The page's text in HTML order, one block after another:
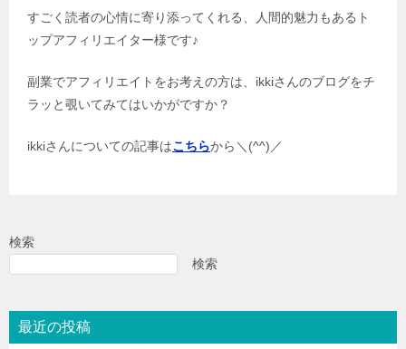
すごく読者の心情に寄り添ってくれる、人間的魅力もあるト
ップアフィリエイター様です♪
副業でアフィリエイトをお考えの方は、ikkiさんのブログをチ
ラッと覗いてみてはいかがですか？
ikkiさんについての記事はこちらから＼(^^)／
検索
検索
最近の投稿